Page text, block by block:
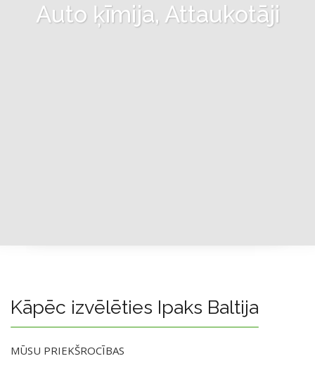
Auto ķīmija, Attaukotāji
Kāpēc izvēlēties Ipaks Baltija
MŪSU PRIEKŠROCĪBAS